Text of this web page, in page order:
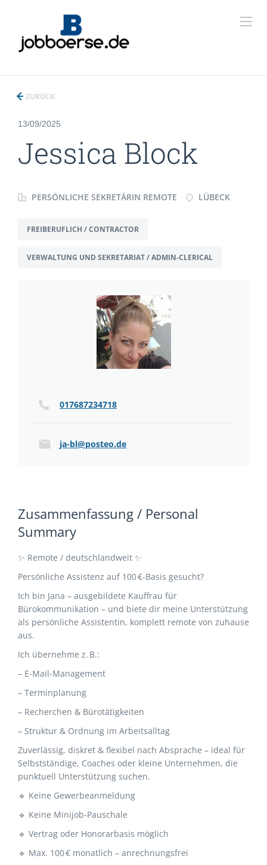
ZURÜCK
13/09/2025
Jessica Block
PERSÖNLICHE SEKRETÄRIN REMOTE LÜBECK
FREIBERUFLICH / CONTRACTOR
VERWALTUNG UND SEKRETARIAT / ADMIN-CLERICAL
017687234718
ja-bl@posteo.de
Zusammenfassung / Personal
Summary
✨ Remote / deutschlandweit ✨
Persönliche Assistenz auf 100 €-Basis gesucht?
Ich bin Jana – ausgebildete Kauffrau für
Bürokommunikation – und biete dir meine Unterstützung
als persönliche Assistentin, komplett remote von zuhause
aus.
Ich übernehme z. B.:
– E-Mail-Management
– Terminplanung
– Recherchen & Bürotätigkeiten
– Struktur & Ordnung im Arbeitsalltag
Zuverlässig, diskret & flexibel nach Absprache – ideal für
Selbstständige, Coaches oder kleine Unternehmen, die
punktuell Unterstützung suchen.
🔹 Keine Gewerbeanmeldung
🔹 Keine Minijob-Pauschale
🔹 Vertrag oder Honorarbasis möglich
🔹 Max. 100 € monatlich – anrechnungsfrei